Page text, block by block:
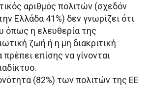
αριθμός πολιτών (σχεδόν
Ελλάδα 41%) δεν γνωρίζει ότι
όπως η ελευθερία της
ζωή ή η μη διακριτική
πρέπει επίσης να γίνονται
(82%) των πολιτών της ΕΕ